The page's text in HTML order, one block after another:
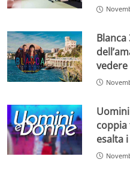
vedere
coppia
esalta